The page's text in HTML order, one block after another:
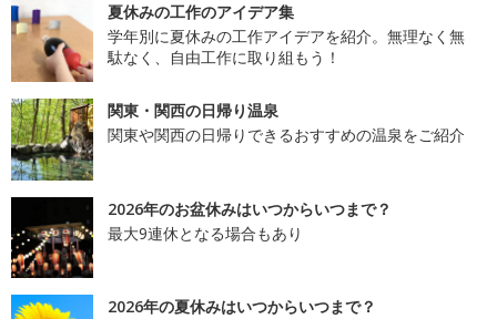
夏休みの工作のアイデア集
学年別に夏休みの工作アイデアを紹介。無理なく無
駄なく、自由工作に取り組もう！
関東・関西の日帰り温泉
関東や関西の日帰りできるおすすめの温泉をご紹介
2026年のお盆休みはいつからいつまで？
最大9連休となる場合もあり
2026年の夏休みはいつからいつまで？